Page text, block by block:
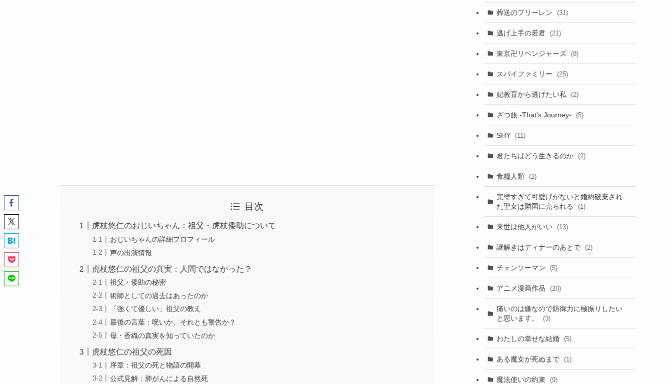
目次
虎杖悠仁のおじいちゃん：祖父・虎杖倭助について
おじいちゃんの詳細プロフィール
声の出演情報
虎杖悠仁の祖父の真実：人間ではなかった？
祖父・倭助の秘密
術師としての過去はあったのか
「強くて優しい」祖父の教え
最後の言葉：呪いか、それとも警告か？
母・香織の真実を知っていたのか
虎杖悠仁の祖父の死因
序章：祖父の死と物語の開幕
公式見解：肺がんによる自然死
葬送のフリーレン (31)
逃げ上手の若君 (21)
東京卍リベンジャーズ (8)
スパイファミリー (25)
妃教育から逃げたい私 (2)
ざつ旅 -That's Journey- (5)
SHY (11)
君たちはどう生きるのか (2)
食糧人類 (2)
完璧すぎて可愛げがないと婚約破棄され
た聖女は隣国に売られる
(1)
来世は他人がいい (13)
謎解きはディナーのあとで (2)
チェンソーマン (5)
アニメ漫画作品 (20)
痛いのは嫌なので防御力に極振りしたい
と思います。
(3)
わたしの幸せな結婚 (5)
ある魔女が死ぬまで (1)
魔法使いの約束 (9)